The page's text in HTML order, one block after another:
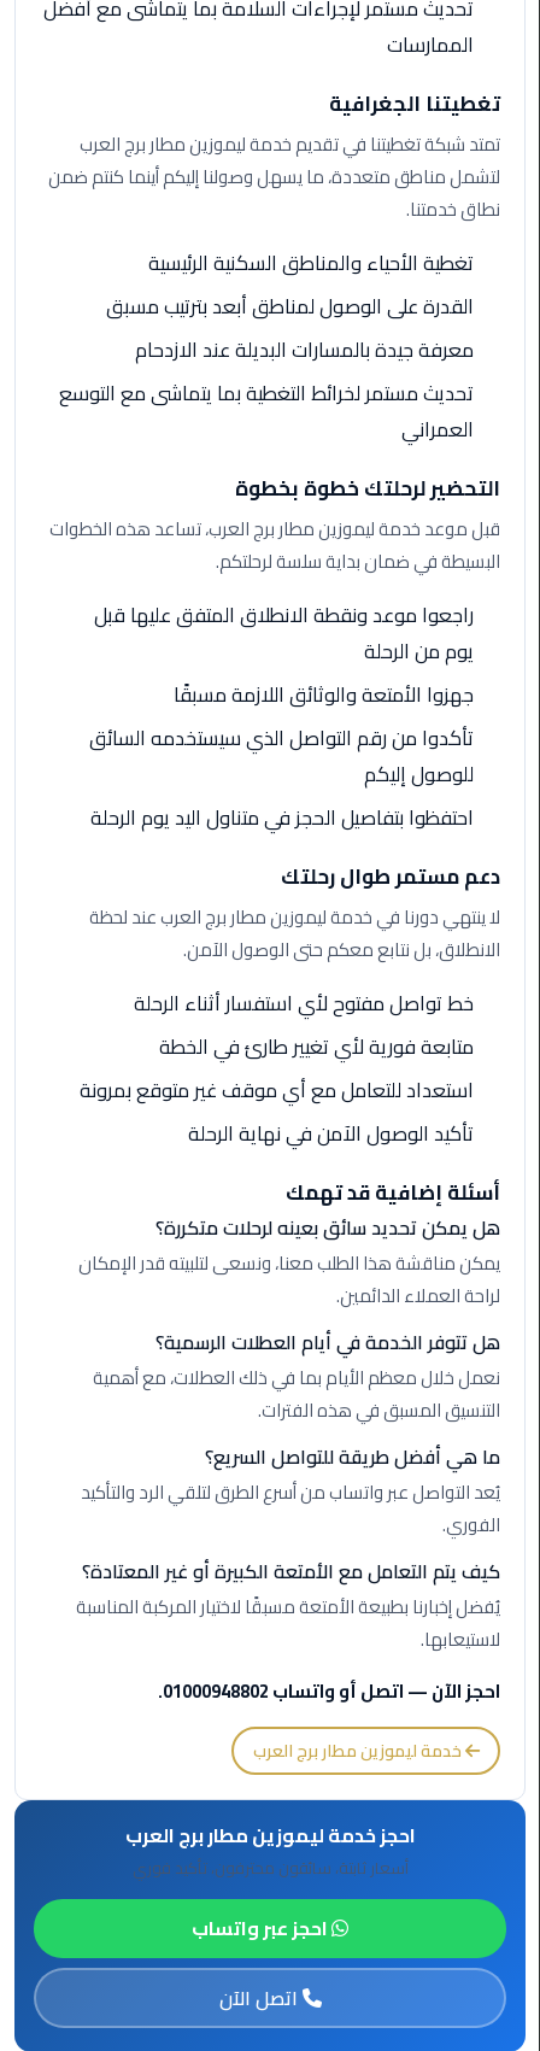
مرسي
تاكسي
اسكندريه
ليموزين
مطار
العرب
ليموزين
دمياط
ليموزين
الاسكندرية
الى
القاهرة
الدقي
ليموزين
القاهرة
ليموزين
العجوزه
ليموزين
مطار
القاهرة
ليموزين
فيصل
ليموزين
من
مطار
برج
العرب
إلى
القاهرة
ليموزين
الهرم
ليموزين
من
مطار
برج
العرب
الى
الشمالي
ليموزين
القاهرة
ليموزين
ليموزين
دهب
تحديث مستمر لإجراءات السلامة بما يتماشى مع أفضل
الممارسات
تغطيتنا الجغرافية
تمتد شبكة تغطيتنا في تقديم خدمة ليموزين مطار برج العرب
لتشمل مناطق متعددة، ما يسهل وصولنا إليكم أينما كنتم ضمن
نطاق خدمتنا.
تغطية الأحياء والمناطق السكنية الرئيسية
القدرة على الوصول لمناطق أبعد بترتيب مسبق
معرفة جيدة بالمسارات البديلة عند الازدحام
تحديث مستمر لخرائط التغطية بما يتماشى مع التوسع
العمراني
التحضير لرحلتك خطوة بخطوة
قبل موعد خدمة ليموزين مطار برج العرب، تساعد هذه الخطوات
البسيطة في ضمان بداية سلسة لرحلتكم.
راجعوا موعد ونقطة الانطلاق المتفق عليها قبل
يوم من الرحلة
جهزوا الأمتعة والوثائق اللازمة مسبقًا
تأكدوا من رقم التواصل الذي سيستخدمه السائق
للوصول إليكم
احتفظوا بتفاصيل الحجز في متناول اليد يوم الرحلة
دعم مستمر طوال رحلتك
لا ينتهي دورنا في خدمة ليموزين مطار برج العرب عند لحظة
الانطلاق، بل نتابع معكم حتى الوصول الآمن.
خط تواصل مفتوح لأي استفسار أثناء الرحلة
متابعة فورية لأي تغيير طارئ في الخطة
استعداد للتعامل مع أي موقف غير متوقع بمرونة
تأكيد الوصول الآمن في نهاية الرحلة
أسئلة إضافية قد تهمك
هل يمكن تحديد سائق بعينه لرحلات متكررة؟
يمكن مناقشة هذا الطلب معنا، ونسعى لتلبيته قدر الإمكان
لراحة العملاء الدائمين.
هل تتوفر الخدمة في أيام العطلات الرسمية؟
نعمل خلال معظم الأيام بما في ذلك العطلات، مع أهمية
التنسيق المسبق في هذه الفترات.
ما هي أفضل طريقة للتواصل السريع؟
يُعد التواصل عبر واتساب من أسرع الطرق لتلقي الرد والتأكيد
الفوري.
كيف يتم التعامل مع الأمتعة الكبيرة أو غير المعتادة؟
يُفضل إخبارنا بطبيعة الأمتعة مسبقًا لاختيار المركبة المناسبة
لاستيعابها.
احجز الآن — اتصل أو واتساب 01000948802.
خدمة ليموزين مطار برج العرب
احجز خدمة ليموزين مطار برج العرب
أسعار ثابتة، سائقون محترفون، تأكيد فوري
احجز عبر واتساب
اتصل الآن